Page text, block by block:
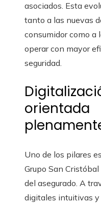
asociados. Esta
tanto a las nuevas
consumidor como a
operar con mayor
seguridad.
orientada
Uno de los pilares
Grupo San
del asegurado. A
digitales intuitivas